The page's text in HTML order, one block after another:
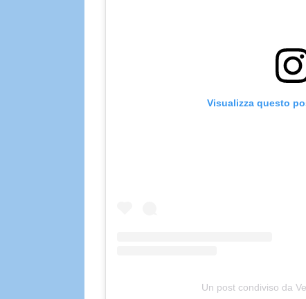
Visualizza questo
Un post condiviso da